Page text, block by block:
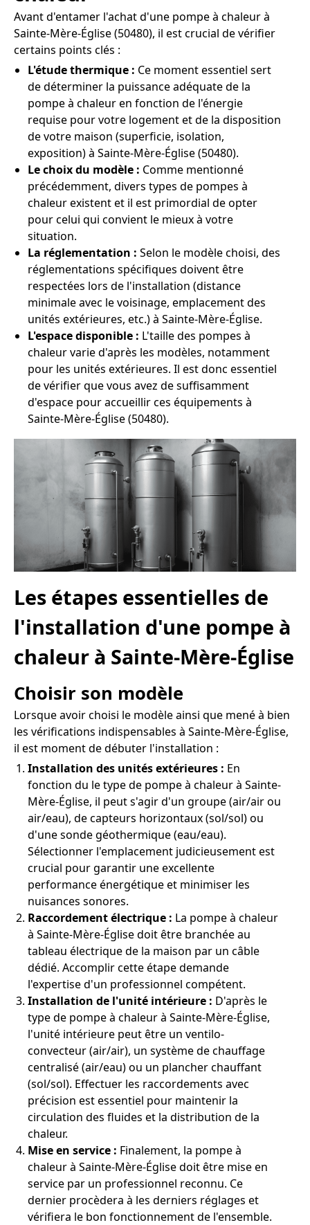
Avant d'entamer l'achat d'une pompe à chaleur à
Sainte-Mère-Église (50480), il est crucial de vérifier
certains points clés :
L'étude thermique : Ce moment essentiel sert
de déterminer la puissance adéquate de la
pompe à chaleur en fonction de l'énergie
requise pour votre logement et de la disposition
de votre maison (superficie, isolation,
exposition) à Sainte-Mère-Église (50480).
Le choix du modèle : Comme mentionné
précédemment, divers types de pompes à
chaleur existent et il est primordial de opter
pour celui qui convient le mieux à votre
situation.
La réglementation : Selon le modèle choisi, des
réglementations spécifiques doivent être
respectées lors de l'installation (distance
minimale avec le voisinage, emplacement des
unités extérieures, etc.) à Sainte-Mère-Église.
L'espace disponible : L'taille des pompes à
chaleur varie d'après les modèles, notamment
pour les unités extérieures. Il est donc essentiel
de vérifier que vous avez de suffisamment
d'espace pour accueillir ces équipements à
Sainte-Mère-Église (50480).
Les étapes essentielles de
l'installation d'une pompe à
chaleur à Sainte-Mère-Église
Choisir son modèle
Lorsque avoir choisi le modèle ainsi que mené à bien
les vérifications indispensables à Sainte-Mère-Église,
il est moment de débuter l'installation :
Installation des unités extérieures : En
fonction du le type de pompe à chaleur à Sainte-
Mère-Église, il peut s'agir d'un groupe (air/air ou
air/eau), de capteurs horizontaux (sol/sol) ou
d'une sonde géothermique (eau/eau).
Sélectionner l'emplacement judicieusement est
crucial pour garantir une excellente
performance énergétique et minimiser les
nuisances sonores.
Raccordement électrique : La pompe à chaleur
à Sainte-Mère-Église doit être branchée au
tableau électrique de la maison par un câble
dédié. Accomplir cette étape demande
l'expertise d'un professionnel compétent.
Installation de l'unité intérieure : D'après le
type de pompe à chaleur à Sainte-Mère-Église,
l'unité intérieure peut être un ventilo-
convecteur (air/air), un système de chauffage
centralisé (air/eau) ou un plancher chauffant
(sol/sol). Effectuer les raccordements avec
précision est essentiel pour maintenir la
circulation des fluides et la distribution de la
chaleur.
Mise en service : Finalement, la pompe à
chaleur à Sainte-Mère-Église doit être mise en
service par un professionnel reconnu. Ce
dernier procèdera à les derniers réglages et
vérifiera le bon fonctionnement de l'ensemble.